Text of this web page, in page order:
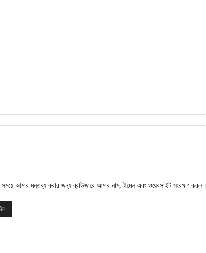
সময়ে আমার মন্তব্য করার জন্য ব্রাউজারে আমার নাম, ইমেল এবং ওয়েবসাইট সংরক্ষণ করুন।